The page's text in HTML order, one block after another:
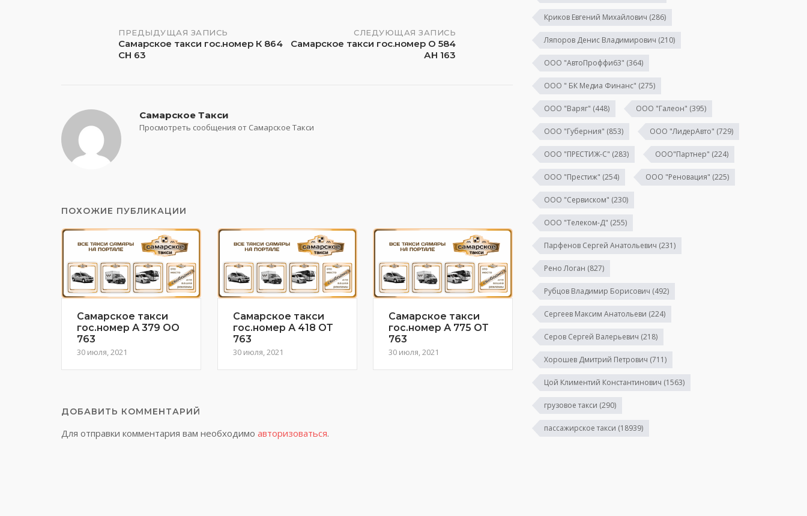
НавигацияПРЕДЫДУЩАЯ ЗАПИСЬ
Самарское такси гос.номер К 864
СН 63
СЛЕДУЮЩАЯ ЗАПИСЬ
Самарское такси гос.номер О 584
АН 163
Самарское Такси
Просмотреть сообщения от Самарское Такси
ПОХОЖИЕ ПУБЛИКАЦИИ
Самарское такси
гос.номер А 379 ОО
763
30 июля, 2021
Самарское такси
гос.номер А 418 ОТ
763
30 июля, 2021
Самарское такси
гос.номер А 775 ОТ
763
30 июля, 2021
ДОБАВИТЬ КОММЕНТАРИЙ
Для отправки комментария вам необходимо авторизоваться.
Криков Евгений Михайлович (286)
Ляпоров Денис Владимирович (210)
ООО "АвтоПроффи63" (364)
ООО " БК Медиа Финанс" (275)
ООО "Варяг" (448) ООО "Галеон" (395)
ООО "Губерния" (853) ООО "ЛидерАвто" (729)
ООО "ПРЕСТИЖ-С" (283) ООО"Партнер" (224)
ООО "Престиж" (254) ООО "Реновация" (225)
ООО "Сервиском" (230)
ООО "Телеком-Д" (255)
Парфенов Сергей Анатольевич (231)
Рено Логан (827)
Рубцов Владимир Борисович (492)
Сергеев Максим Анатольеви (224)
Серов Сергей Валерьевич (218)
Хорошев Дмитрий Петрович (711)
Цой Климентий Константинович (1563)
грузовое такси (290)
пассажирское такси (18939)